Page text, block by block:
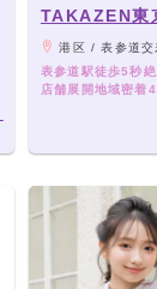
TAKAZEN
港区 / 表参道交差点から徒歩
表参道駅徒歩5秒
店舗展開地域密着